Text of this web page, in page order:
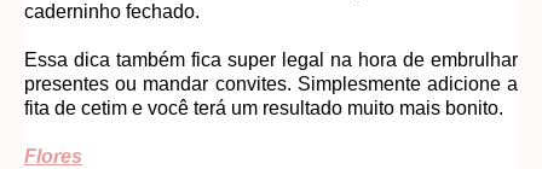
caderninho fechado.
Essa dica também fica super legal na hora de embrulhar
presentes ou mandar convites. Simplesmente adicione a
fita de cetim e você terá um resultado muito mais bonito.
Flores